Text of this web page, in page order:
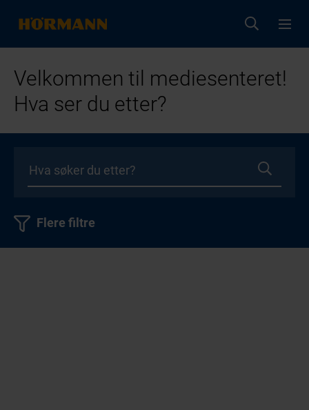
Velkommen til mediesenteret!
Hva ser du etter?
Flere filtre